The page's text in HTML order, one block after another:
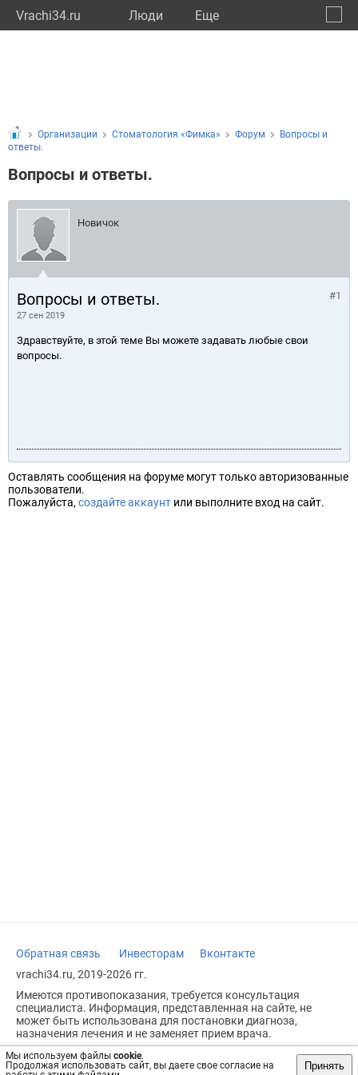
Vrachi34.ru Люди Eще
Мы используем файлы cookie.
Продолжая использовать сайт, вы даете свое согласие на
Принять
Организации Стоматология «Фимка» Форум
Вопросы и
ответы.
Вопросы и ответы.
Новичок
Вопросы и ответы.
27 сен 2019
#1
Здравствуйте, в этой теме Вы можете задавать любые свои
вопросы.
Оставлять сообщения на форуме могут только авторизованные
пользователи.
Пожалуйста, создайте аккаунт или выполните вход на сайт.
Обратная связь Инвесторам
Вконтакте
vrachi34.ru, 2019-2026 гг.
Имеются противопоказания, требуется консультация
специалиста. Информация, представленная на сайте, не
может быть использована для постановки диагноза,
назначения лечения и не заменяет прием врача.
Возрастное ограничение: 18+